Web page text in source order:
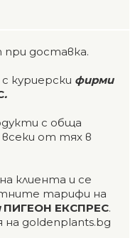
доставка.
куриерски фирми
.
с обща
от тях в
клиента и се
тарифи на
ПИГЕОН ЕКСПРЕС.
на goldenplants.bg